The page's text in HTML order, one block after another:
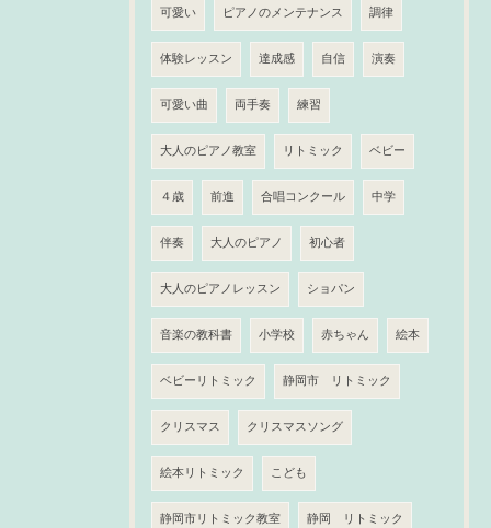
可愛い ピアノのメンテナンス 調律
体験レッスン 達成感 自信 演奏
可愛い曲 両手奏 練習
大人のピアノ教室 リトミック ベビー
４歳 前進 合唱コンクール 中学
伴奏 大人のピアノ 初心者
大人のピアノレッスン ショパン
音楽の教科書 小学校 赤ちゃん 絵本
ベビーリトミック 静岡市 リトミック
クリスマス クリスマスソング
絵本リトミック こども
静岡市リトミック教室 静岡 リトミック